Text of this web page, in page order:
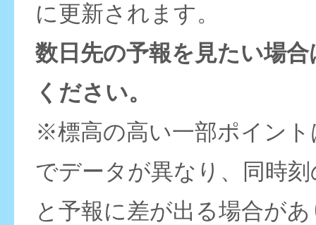
に更新されます。
数日先の予報を見たい場
ください。
※標高の高い一部ポイン
でデータが異なり、同時
と予報に差が出る場合が